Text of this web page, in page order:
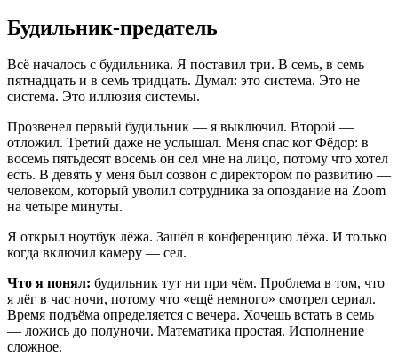
Будильник-предатель
Всё началось с будильника. Я поставил три. В семь, в семь
пятнадцать и в семь тридцать. Думал: это система. Это не
система. Это иллюзия системы.
Прозвенел первый будильник — я выключил. Второй —
отложил. Третий даже не услышал. Меня спас кот Фёдор: в
восемь пятьдесят восемь он сел мне на лицо, потому что хотел
есть. В девять у меня был созвон с директором по развитию —
человеком, который уволил сотрудника за опоздание на Zoom
на четыре минуты.
Я открыл ноутбук лёжа. Зашёл в конференцию лёжа. И только
когда включил камеру — сел.
Что я понял: будильник тут ни при чём. Проблема в том, что
я лёг в час ночи, потому что «ещё немного» смотрел сериал.
Время подъёма определяется с вечера. Хочешь встать в семь
— ложись до полуночи. Математика простая. Исполнение
сложное.